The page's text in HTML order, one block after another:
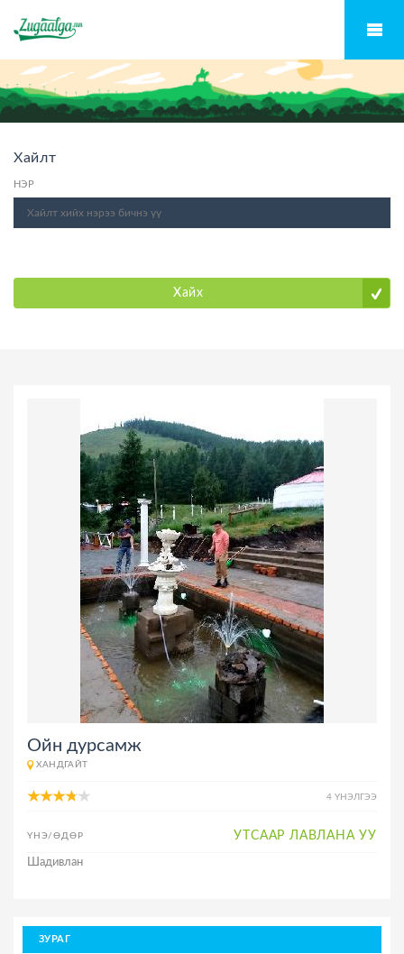
Хайлт
НЭР
Хайх
Ойн дурсамж
ХАНДГАЙТ
4 ҮНЭЛГЭЭ
ҮНЭ/ӨДӨР УТСААР ЛАВЛАНА УУ
Шадивлан
ЗУРАГ